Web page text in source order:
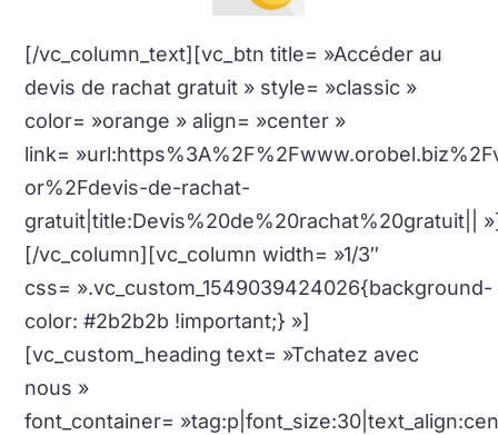
[/vc_column_text][vc_btn title= »Accéder au
devis de rachat gratuit » style= »classic »
color= »orange » align= »center »
link=
or%2Fdevis-de-rachat-
gratuit|title:Devis%20de%20rachat%20gratuit||
[/vc_column][vc_column width= »1/3″
css= ».vc_custom_1549039424026{background-
color: #2b2b2b !important;} »]
[vc_custom_heading text= »Tchatez avec
nous »
font_container=